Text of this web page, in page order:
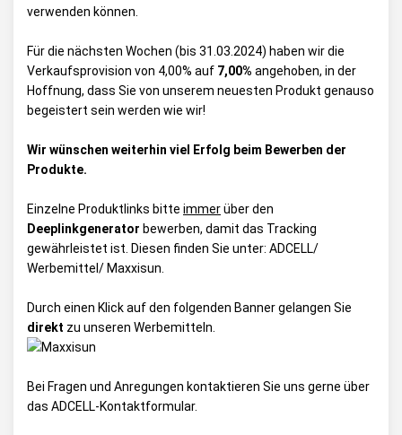
verwenden können.
Für die nächsten Wochen (bis 31.03.2024) haben wir die
Verkaufsprovision von 4,00% auf 7,00% angehoben, in der
Hoffnung, dass Sie von unserem neuesten Produkt genauso
begeistert sein werden wie wir!
Wir wünschen weiterhin viel Erfolg beim Bewerben der
Produkte.
Einzelne Produktlinks bitte immerüber den
Deeplinkgenerator bewerben, damit das Tracking
gewährleistet ist. Diesen finden Sie unter: ADCELL/
Werbemittel/ Maxxisun
Durch einen Klick auf den folgenden Banner gelangen Sie
direkt zu unseren Werbemitteln.
Bei Fragen und Anregungen kontaktieren Sie uns gerne über
das ADCELL-Kontaktformular.